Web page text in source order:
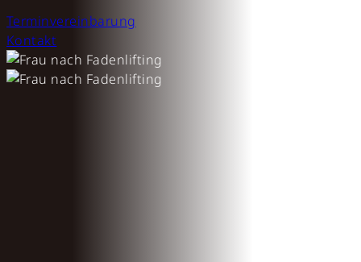
Terminvereinbarung
Kontakt